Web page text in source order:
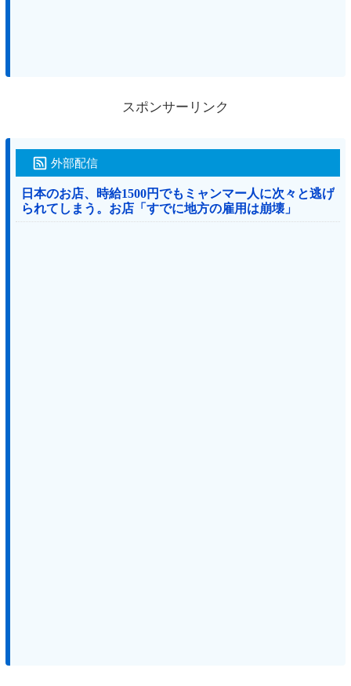
スポンサーリンク
外部配信
日本のお店、時給1500円でもミャンマー人に次々と逃げ
られてしまう。お店「すでに地方の雇用は崩壊」